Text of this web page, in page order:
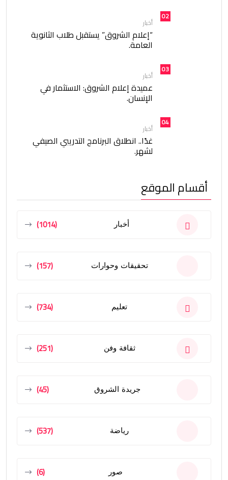
02
أخبار
“إعلام الشروق” يستقبل طلاب الثانوية
العامة.
03
أخبار
عميدة إعلام الشروق: الاستثمار في
الإنسان.
04
أخبار
غدًا.. انطلاق البرنامج التدريبي الصيفي
لشهر.
أقسام الموقع
أخبار (1014)
تحقيقات وحوارات (157)
تعليم (734)
ثقافة وفن (251)
جريدة الشروق (45)
رياضة (537)
صور (6)